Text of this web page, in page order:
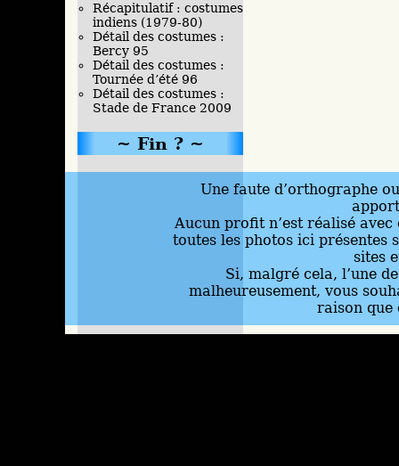
Récapitulatif : costumes
indiens (1979-80)
Détail des costumes :
Bercy 95
Détail des costumes :
Tournée d’été 96
Détail des costumes :
Stade de France 2009
Fin ?
Une faute d’orthographe
Aucun profit n’est réalisé
toutes les photos ici présentes
sites
Si, malgré cela, l’une
malheureusement, vous
raison que